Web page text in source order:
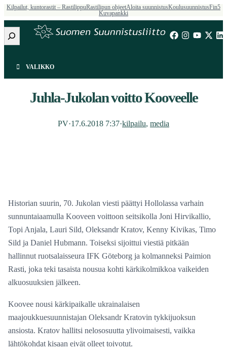
Kilpailut, kuntorastit – RastilippuRastilipun ohjeetAloita suunnistusKoulusuunnistusFin5
Kuvapankki
Etsi
VALIKKO
Juhla-Jukolan voitto Kooveelle
PV·17.6.2018 7:37·kilpailu, media
Historian suurin, 70. Jukolan viesti päättyi Hollolassa varhain
sunnuntaiaamulla Kooveen voittoon seitsikolla Joni Hirvikallio,
Topi Anjala, Lauri Sild, Oleksandr Kratov, Kenny Kivikas, Timo
Sild ja Daniel Hubmann. Toiseksi sijoittui viestiä pitkään
hallinnut ruotsalaisseura IFK Göteborg ja kolmanneksi Paimion
Rasti, joka teki tasaista nousua kohti kärkikolmikkoa vaikeiden
alkuosuuksien jälkeen.
Koovee nousi kärkipaikalle ukrainalaisen
maajoukkuesuunnistajan Oleksandr Kratovin tykkijuoksun
ansiosta. Kratov hallitsi nelososuutta ylivoimaisesti, vaikka
lähtökohdat kisaan eivät olleet toivotut.